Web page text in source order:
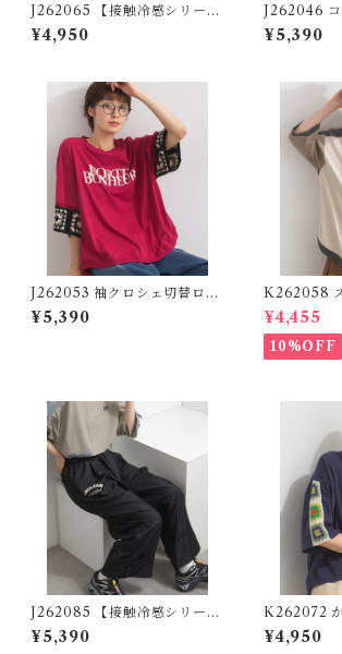
J262065 【接触冷感シリー
ズ】異素材切替リメイク風プ
ルオーバー / Cool-Touch Mi
¥4,950
J262046
グメント加
ウス /
¥5,390
J262053 袖クロシェ切替ロゴ
プルオーバー / Crochet Slee
ve Logo Pullover
¥5,390
K262058
ロゴプルオ
sh Logo
ずか)
¥4,455
10%OFF
J262085 【接触冷感シリー
ズ】レーヨン混ロゴ刺繍ワイ
ドパンツ / Cool-Touch Ray
¥5,390
K262072
袖切替ロゴ
t Motif
¥4,950